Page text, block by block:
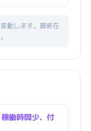
動します。最新在
働時間少、付